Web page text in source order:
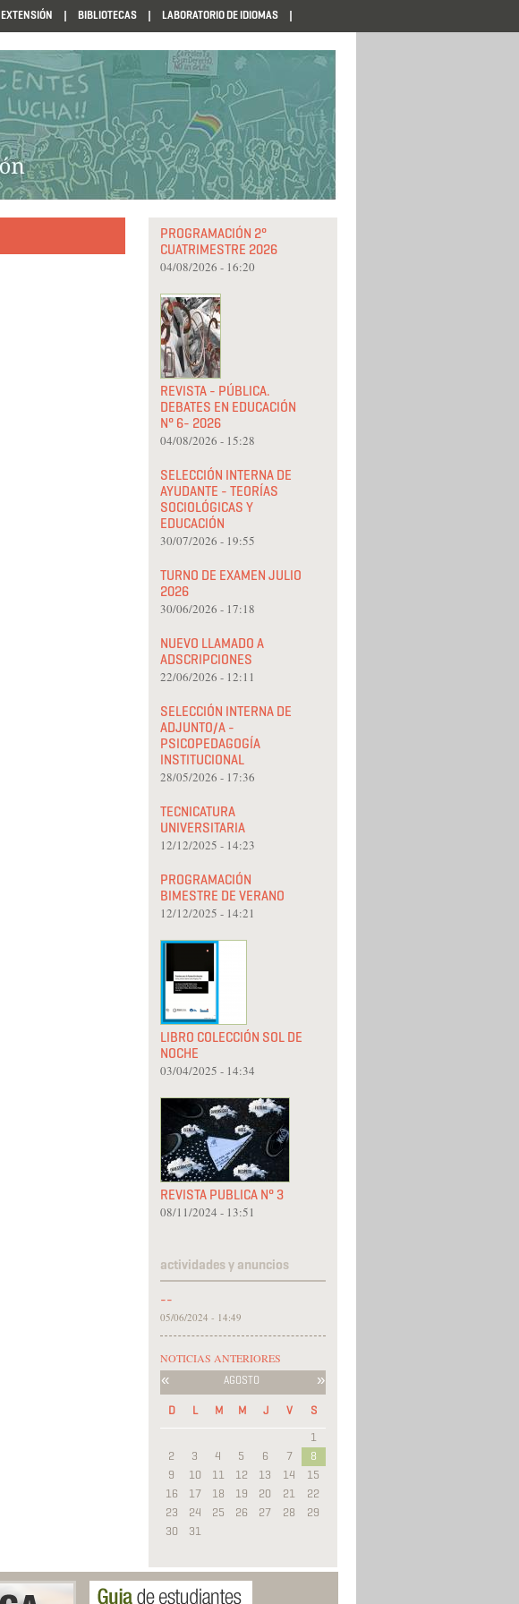
EXTENSIÓN BIBLIOTECAS LABORATORIO DE IDIOMAS
PROGRAMACIÓN 2°
CUATRIMESTRE 2026
04/08/2026 - 16:20
REVISTA - PÚBLICA.
DEBATES EN EDUCACIÓN
N° 6- 2026
04/08/2026 - 15:28
SELECCIÓN INTERNA DE
AYUDANTE - TEORÍAS
SOCIOLÓGICAS Y
EDUCACIÓN
30/07/2026 - 19:55
TURNO DE EXAMEN JULIO
2026
30/06/2026 - 17:18
NUEVO LLAMADO A
ADSCRIPCIONES
22/06/2026 - 12:11
SELECCIÓN INTERNA DE
ADJUNTO/A -
PSICOPEDAGOGÍA
INSTITUCIONAL
28/05/2026 - 17:36
TECNICATURA
UNIVERSITARIA
12/12/2025 - 14:23
PROGRAMACIÓN
BIMESTRE DE VERANO
12/12/2025 - 14:21
LIBRO COLECCIÓN SOL DE
NOCHE
03/04/2025 - 14:34
REVISTA PUBLICA N° 3
08/11/2024 - 13:51
actividades y anuncios
--
05/06/2024 - 14:49
NOTICIAS ANTERIORES
« AGOSTO »
D L M M J V
S
1
2
3 4 5 6 7
8
9
10 11 12 13 14
15
16
17 18 19 20 21
22
23
24 25 26 27 28
29
30
31